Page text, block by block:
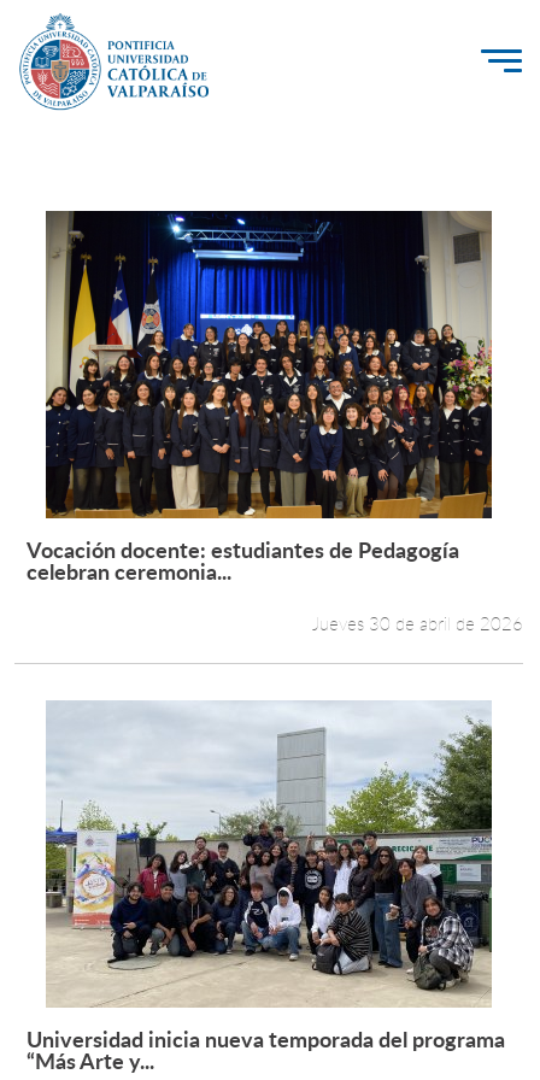
PUCV Internacional
Vinculación con el Medio
Admisión
Pregrado
Postgrado
Formación Continua
Funcionarios
English
Leer más +
Vocación docente: estudiantes de Pedagogía
celebran ceremonia...
Jueves 30 de abril de 2026
Leer más +
Universidad inicia nueva temporada del programa
“Más Arte y...